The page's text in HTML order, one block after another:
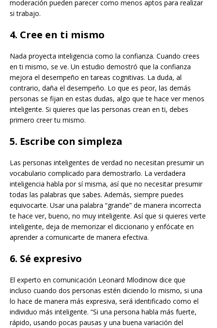
moderación pueden parecer como menos aptos para realizar
si trabajo.
4. Cree en ti mismo
Nada proyecta inteligencia como la confianza. Cuando crees
en ti mismo, se ve. Un estudio demostró que la confianza
mejora el desempeño en tareas cognitivas. La duda, al
contrario, daña el desempeño. Lo que es peor, las demás
personas se fijan en estas dudas, algo que te hace ver menos
inteligente. Si quieres que las personas crean en ti, debes
primero creer tu mismo.
5. Escribe con simpleza
Las personas inteligentes de verdad no necesitan presumir un
vocabulario complicado para demostrarlo. La verdadera
inteligencia habla por sí misma, así que no necesitar presumir
todas las palabras que sabes. Además, siempre puedes
equivocarte. Usar una palabra “grande” de manera incorrecta
te hace ver, bueno, no muy inteligente. Así que si quieres verte
inteligente, deja de memorizar el diccionario y enfócate en
aprender a comunicarte de manera efectiva.
6. Sé expresivo
El experto en comunicación Leonard Mlodinow dice que
incluso cuando dos personas estén diciendo lo mismo, si una
lo hace de manera más expresiva, será identificado como el
individuo más inteligente. “Si una persona habla más fuerte,
rápido, usando pocas pausas y una buena variación del